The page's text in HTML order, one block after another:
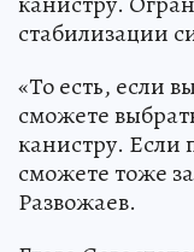
стабилизации
«То есть, если
сможете
канистру. Если
сможете тоже
Развожаев.